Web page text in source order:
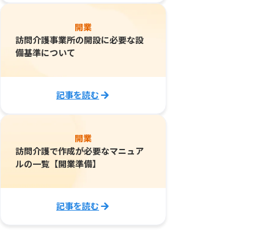
開業
訪問介護事業所の開設に必要な設
備基準について
記事を読む
開業
訪問介護で作成が必要なマニュア
ルの一覧【開業準備】
記事を読む